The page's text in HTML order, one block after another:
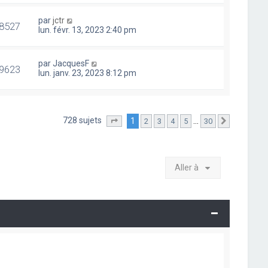
parjctr
lun. févr. 13, 2023 2:40 pm
parJacquesF
lun. janv. 23, 2023 8:12 pm
728 sujets Page sur 30
1 2 3 4 5 … 30
Aller à